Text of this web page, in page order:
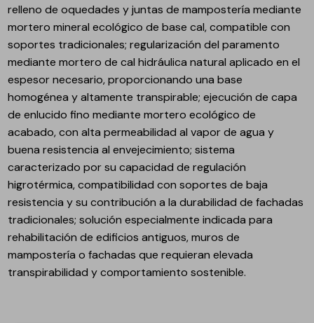
relleno de oquedades y juntas de mampostería mediante
mortero mineral ecológico de base cal, compatible con
soportes tradicionales; regularización del paramento
mediante mortero de cal hidráulica natural aplicado en el
espesor necesario, proporcionando una base
homogénea y altamente transpirable; ejecución de capa
de enlucido fino mediante mortero ecológico de
acabado, con alta permeabilidad al vapor de agua y
buena resistencia al envejecimiento; sistema
caracterizado por su capacidad de regulación
higrotérmica, compatibilidad con soportes de baja
resistencia y su contribución a la durabilidad de fachadas
tradicionales; solución especialmente indicada para
rehabilitación de edificios antiguos, muros de
mampostería o fachadas que requieran elevada
transpirabilidad y comportamiento sostenible.